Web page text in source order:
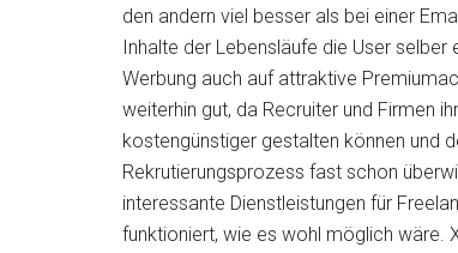
den andern viel besser als bei einer
Inhalte der Lebensläufe die User
Werbung auch auf attraktive
weiterhin gut, da Recruiter und Firmen
kostengünstiger gestalten können und
Rekrutierungsprozess fast schon
interessante Dienstleistungen für
funktioniert, wie es wohl möglich wäre.